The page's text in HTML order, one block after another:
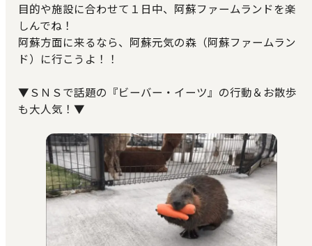
目的や施設に合わせて１日中、阿蘇ファームランドを楽
しんでね！
阿蘇方面に来るなら、阿蘇元気の森（阿蘇ファームラン
ド）に行こうよ！！
▼ＳＮＳで話題の『ビーバー・イーツ』の行動＆お散歩
も大人気！▼